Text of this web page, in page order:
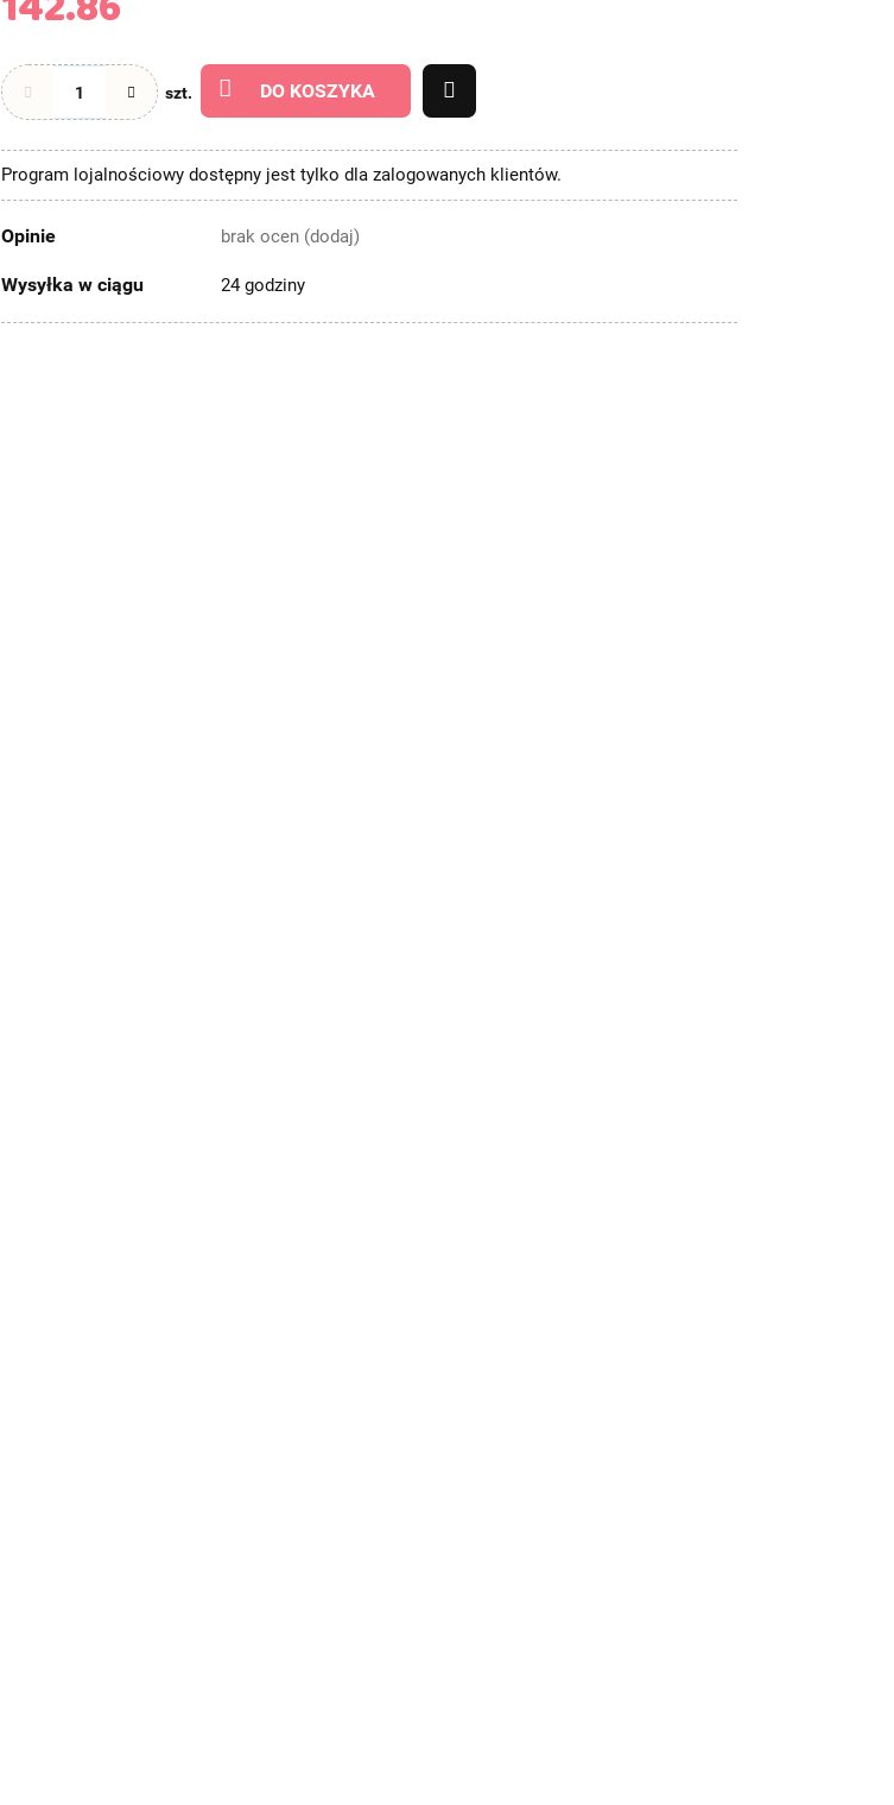
szt. DO KOSZYKA
Program lojalnościowy dostępny jest tylko dla zalogowanych klientów.
Opinie brak ocen (dodaj)
Wysyłka w ciągu 24 godziny